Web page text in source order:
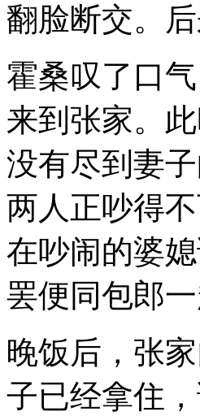
翻脸断交。
霍桑叹了口
来到张家。
没有尽到妻
两人正吵得
在吵闹的婆
罢便同包郎
晚饭后，张
子已经拿住